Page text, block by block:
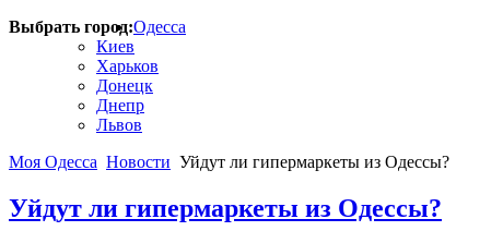
Выбрать город:Одесса
Киев
Харьков
Донецк
Днепр
Львов
Моя Одесса Новости Уйдут ли гипермаркеты из Одессы?
Уйдут ли гипермаркеты из Одессы?